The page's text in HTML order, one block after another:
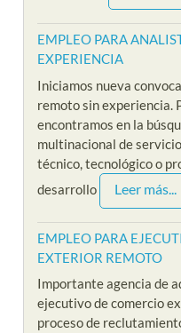
EMPLEO PARA
EXPERIENCIA
Iniciamos nueva
remoto sin experiencia.
encontramos en la
multinacional de
técnico, tecnológico o
desarrollo
Leer más...
EMPLEO PARA
EXTERIOR REMOTO
Importante agencia de
ejecutivo de comercio
proceso de